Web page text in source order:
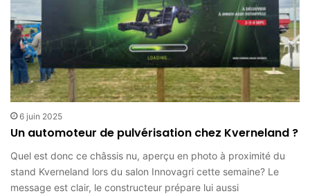
6 juin 2025
Un automoteur de pulvérisation chez Kverneland ?
Quel est donc ce châssis nu, aperçu en photo à proximité du
stand Kverneland lors du salon Innovagri cette semaine? Le
message est clair, le constructeur prépare lui aussi